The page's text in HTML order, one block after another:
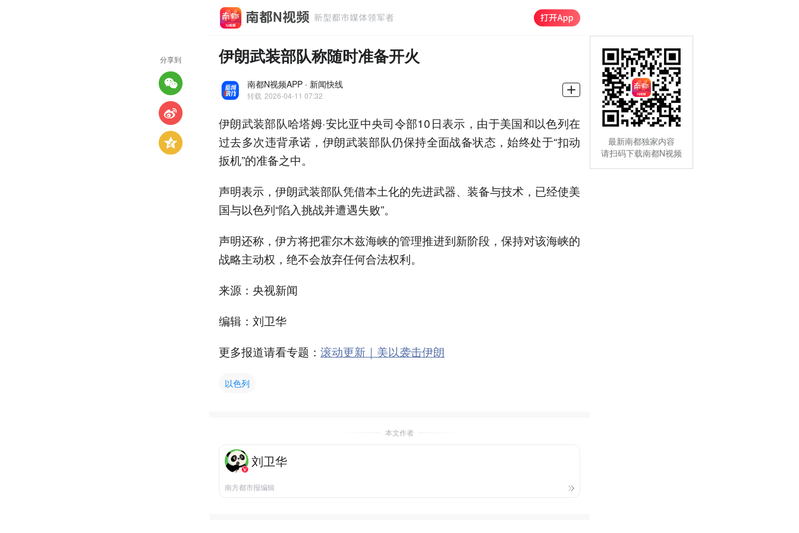
伊朗武装部队称随时准备开火
南都N视频APP · 新闻快线
转载 2026-04-11 07:32
伊朗武装部队哈塔姆·安比亚中央司令部10日表示，由于美国和以色列在
过去多次违背承诺，伊朗武装部队仍保持全面战备状态，始终处于“扣动
扳机”的准备之中。
声明表示，伊朗武装部队凭借本土化的先进武器、装备与技术，已经使美
国与以色列“陷入挑战并遭遇失败”。
声明还称，伊方将把霍尔木兹海峡的管理推进到新阶段，保持对该海峡的
战略主动权，绝不会放弃任何合法权利。
来源：央视新闻
编辑：刘卫华
更多报道请看专题： 滚动更新｜美以袭击伊朗
以色列
本文作者
刘卫华
南方都市报编辑
分享到
最新南都独家内容
请扫码下载南都N视频